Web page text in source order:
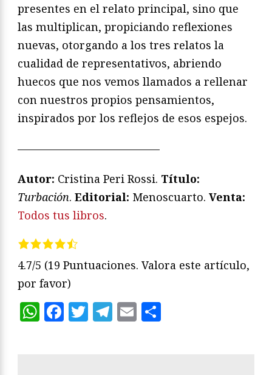
presentes en el relato principal, sino que
las multiplican, propiciando reflexiones
nuevas, otorgando a los tres relatos la
cualidad de representativos, abriendo
huecos que nos vemos llamados a rellenar
con nuestros propios pensamientos,
inspirados por los reflejos de esos espejos.
—————————————
Autor: Cristina Peri Rossi. Título:
Turbación. Editorial: Menoscuarto. Venta:
Todos tus libros.
4.7/5 (19 Puntuaciones. Valora este artículo,
por favor)
WhatsApp
Facebook
Twitter
Telegram
Email